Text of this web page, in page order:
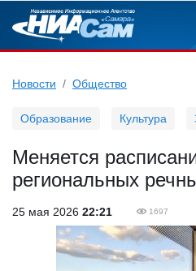
Новости Общество
Образование Культура
Меняется
региональных
25 мая 2026 22:21 1697